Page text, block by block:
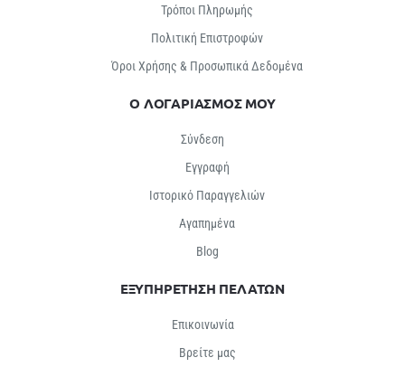
Τρόποι Πληρωμής
Πολιτική Επιστροφών
Όροι Χρήσης & Προσωπικά Δεδομένα
Ο ΛΟΓΑΡΙΑΣΜΟΣ ΜΟΥ
Σύνδεση
Εγγραφή
Ιστορικό Παραγγελιών
Αγαπημένα
Βlog
ΕΞΥΠΗΡΕΤΗΣΗ ΠΕΛΑΤΩΝ
Επικοινωνία
Βρείτε μας